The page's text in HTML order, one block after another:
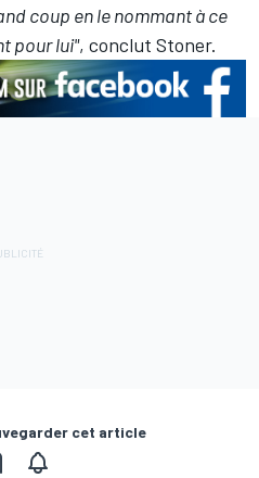
coup en le nommant à ce
pour lui", conclut Stoner.
cet article